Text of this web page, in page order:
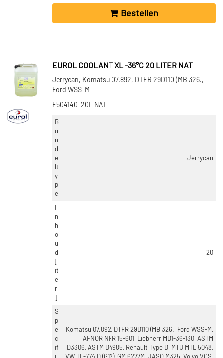
Bestellen
EUROL COOLANT XL -36°C 20 LITER NAT
Jerrycan, Komatsu 07.892, DTFR 29D110 (MB 326.,
Ford WSS-M
E504140-20L NAT
B
u
n
d
e
lt
y
p
e
Jerrycan
n
h
o
u
d
it
e
r
20
S
p
e
c
if
i
Komatsu 07.892, DTFR 29D110 (MB 326., Ford WSS-M,
AFNOR NFR 15-601, Liebherr MD1-36-130, ASTM
D3306, ASTM D4985, Renault Type D, MTU MTL 5048,
VW TL-774 D (G12), GM 6277M, JASO M325, Volvo VCS,